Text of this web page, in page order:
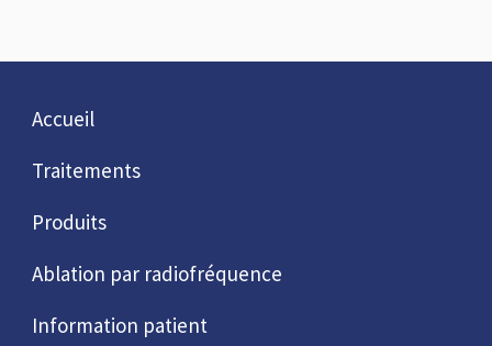
Accueil
Traitements
Produits
Ablation par radiofréquence
Information patient